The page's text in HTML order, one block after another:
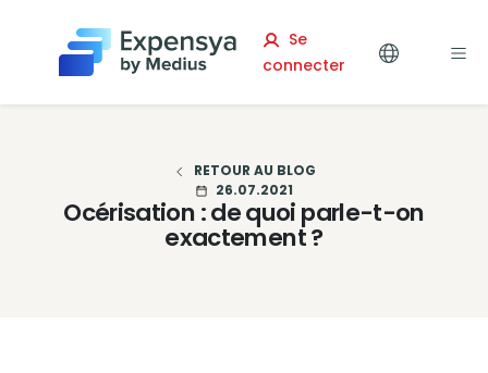
Expensya
Se
connecter
RETOUR AU BLOG
26.07.2021
Océrisation : de quoi parle-t-on
exactement ?